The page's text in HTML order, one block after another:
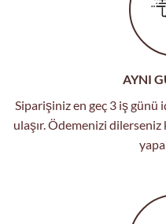
AYNI
Siparişiniz en geç 3 iş günü
ulaşır. Ödemenizi